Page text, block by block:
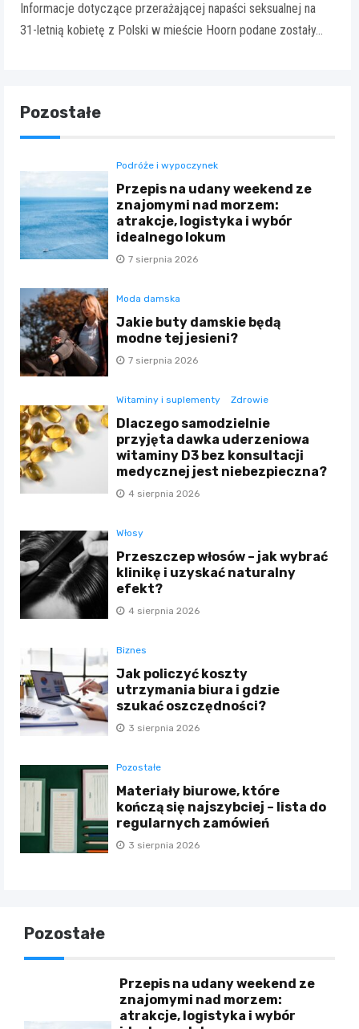
Informacje dotyczące przerażającej napaści seksualnej na
31-letnią kobietę z Polski w mieście Hoorn podane zostały…
Pozostałe
Podróże i wypoczynek
Przepis na udany weekend ze
znajomymi nad morzem:
atrakcje, logistyka i wybór
idealnego lokum
7 sierpnia 2026
Moda damska
Jakie buty damskie będą
modne tej jesieni?
7 sierpnia 2026
Witaminy i suplementy Zdrowie
Dlaczego samodzielnie
przyjęta dawka uderzeniowa
witaminy D3 bez konsultacji
medycznej jest niebezpieczna?
4 sierpnia 2026
Włosy
Przeszczep włosów – jak wybrać
klinikę i uzyskać naturalny
efekt?
4 sierpnia 2026
Biznes
Jak policzyć koszty
utrzymania biura i gdzie
szukać oszczędności?
3 sierpnia 2026
Pozostałe
Materiały biurowe, które
kończą się najszybciej – lista do
regularnych zamówień
3 sierpnia 2026
Pozostałe
Przepis na udany weekend ze
znajomymi nad morzem:
atrakcje, logistyka i wybór